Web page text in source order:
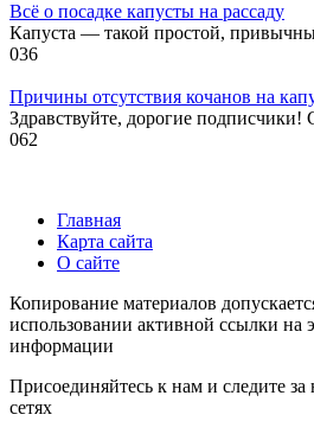
Всё о посадке капусты на рассаду
Капуста — такой простой,
036
Причины отсутствия кочанов на
Здравствуйте, дорогие
062
Главная
Карта сайта
О сайте
Копирование материалов
использовании активной ссылки на
информации
Присоединяйтесь к нам и следите
сетях